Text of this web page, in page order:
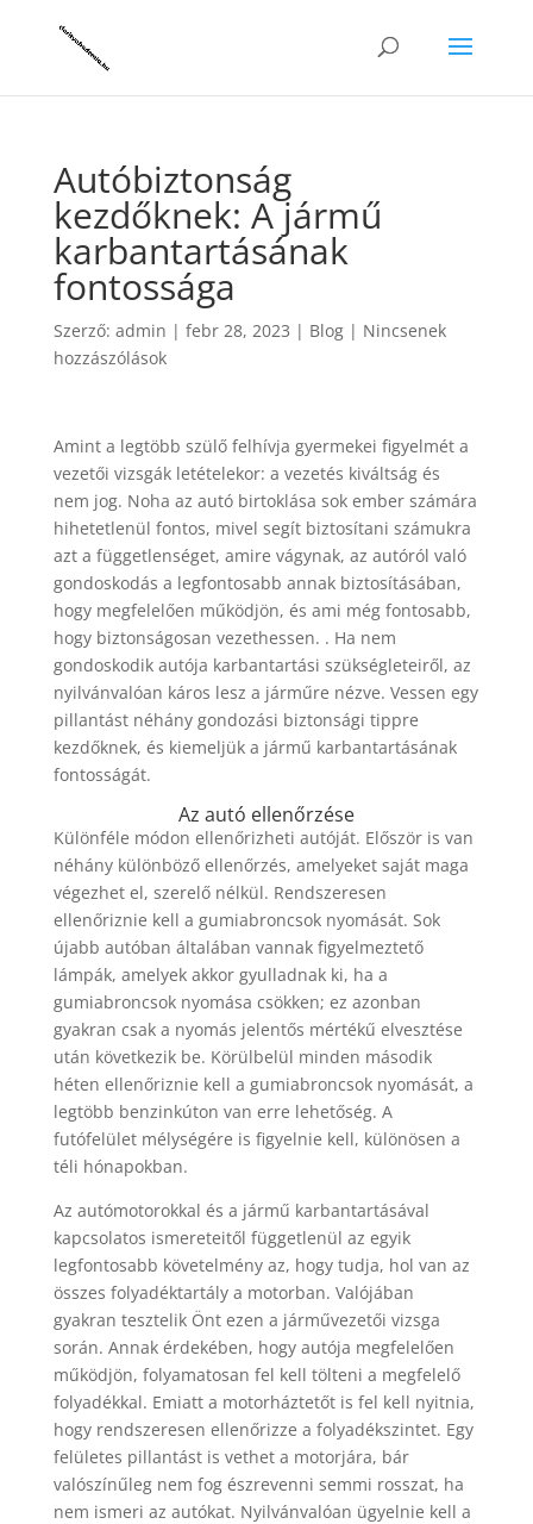
Autóbiztonság
kezdőknek: A jármű
karbantartásának
fontossága
Szerző: admin | febr 28, 2023 | Blog| Nincsenek
hozzászólások
Amint a legtöbb szülő felhívja gyermekei figyelmét a
vezetői vizsgák letételekor: a vezetés kiváltság és
nem jog. Noha az autó birtoklása sok ember számára
hihetetlenül fontos, mivel segít biztosítani számukra
azt a függetlenséget, amire vágynak, az autóról való
gondoskodás a legfontosabb annak biztosításában,
hogy megfelelően működjön, és ami még fontosabb,
hogy biztonságosan vezethessen. . Ha nem
gondoskodik autója karbantartási szükségleteiről, az
nyilvánvalóan káros lesz a járműre nézve. Vessen egy
pillantást néhány gondozási biztonsági tippre
kezdőknek, és kiemeljük a jármű karbantartásának
fontosságát.
Az autó ellenőrzése
Különféle módon ellenőrizheti autóját. Először is van
néhány különböző ellenőrzés, amelyeket saját maga
végezhet el, szerelő nélkül. Rendszeresen
ellenőriznie kell a gumiabroncsok nyomását. Sok
újabb autóban általában vannak figyelmeztető
lámpák, amelyek akkor gyulladnak ki, ha a
gumiabroncsok nyomása csökken; ez azonban
gyakran csak a nyomás jelentős mértékű elvesztése
után következik be. Körülbelül minden második
héten ellenőriznie kell a gumiabroncsok nyomását, a
legtöbb benzinkúton van erre lehetőség. A
futófelület mélységére is figyelnie kell, különösen a
téli hónapokban.
Az autómotorokkal és a jármű karbantartásával
kapcsolatos ismereteitől függetlenül az egyik
legfontosabb követelmény az, hogy tudja, hol van az
összes folyadéktartály a motorban. Valójában
gyakran tesztelik Önt ezen a járművezetői vizsga
során. Annak érdekében, hogy autója megfelelően
működjön, folyamatosan fel kell tölteni a megfelelő
folyadékkal. Emiatt a motorháztetőt is fel kell nyitnia,
hogy rendszeresen ellenőrizze a folyadékszintet. Egy
felületes pillantást is vethet a motorjára, bár
valószínűleg nem fog észrevenni semmi rosszat, ha
nem ismeri az autókat. Nyilvánvalóan ügyelnie kell a